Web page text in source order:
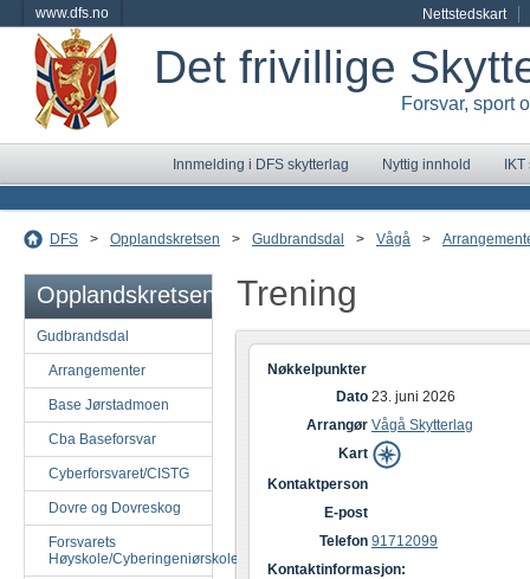
www.dfs.no Nettstedskart
Det frivillige
Forsvar, sport
Innmelding i DFS skytterlag Nyttig innhold
DFS > Opplandskretsen > Gudbrandsdal > Vågå >
Opplandskretsen
Gudbrandsdal
Arrangementer
Base Jørstadmoen
Cba Baseforsvar
Cyberforsvaret/CISTG
Dovre og Dovreskog
Forsvarets
Høyskole/Cyberingeniørskolen
Trening
Nøkkelpunkter
Dato 23. juni 2026
Arrangør Vågå Skytterlag
Kart
Kontaktperson
E-post
Telefon 91712099
Kontaktinformasjon: